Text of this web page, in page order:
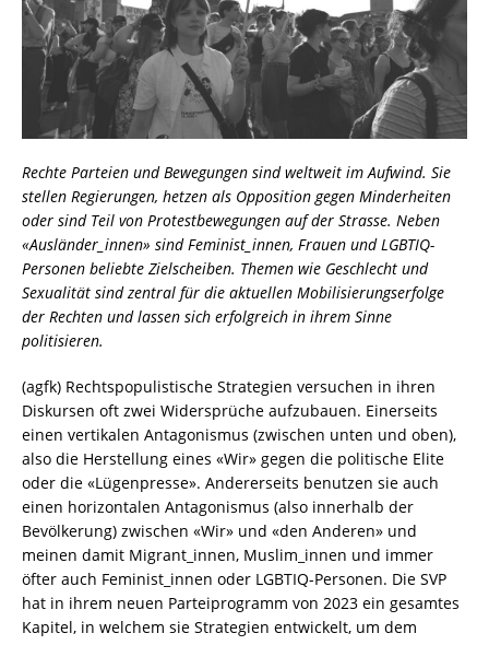
Rechte Parteien und Bewegungen sind weltweit im Aufwind. Sie
stellen Regierungen, hetzen als Opposition gegen Minderheiten
oder sind Teil von Protestbewegungen auf der Strasse. Neben
«Ausländer_innen» sind Feminist_innen, Frauen und LGBTIQ-
Personen beliebte Zielscheiben. Themen wie Geschlecht und
Sexualität sind zentral für die aktuellen Mobilisierungserfolge
der Rechten und lassen sich erfolgreich in ihrem Sinne
politisieren.
(agfk) Rechtspopulistische Strategien versuchen in ihren
Diskursen oft zwei Widersprüche aufzubauen. Einerseits
einen vertikalen Antagonismus (zwischen unten und oben),
also die Herstellung eines «Wir» gegen die politische Elite
oder die «Lügenpresse». Andererseits benutzen sie auch
einen horizontalen Antagonismus (also innerhalb der
Bevölkerung) zwischen «Wir» und «den Anderen» und
meinen damit Migrant_innen, Muslim_innen und immer
öfter auch Feminist_innen oder LGBTIQ-Personen. Die SVP
hat in ihrem neuen Parteiprogramm von 2023 ein gesamtes
Kapitel, in welchem sie Strategien entwickelt, um dem